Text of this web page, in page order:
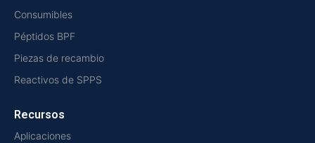
Consumibles
Péptidos BPF
Piezas de recambio
Reactivos de SPPS
Recursos
Aplicaciones